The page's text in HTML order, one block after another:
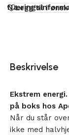
Legg til i
Beskrivelse
Ekstrem
på boks hos
Når du står
ikke med